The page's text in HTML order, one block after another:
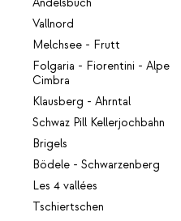
Andelsbuch
Vallnord
Melchsee - Frutt
Folgaria - Fiorentini - Alpe
Cimbra
Klausberg - Ahrntal
Schwaz Pill Kellerjochbahn
Brigels
Bödele - Schwarzenberg
Les 4 vallées
Tschiertschen